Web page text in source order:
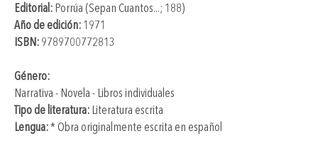
Editorial: Porrúa (Sepan Cuantos...; 188)
Año de edición: 1971
ISBN: 9789700772813
Género:
Narrativa - Novela - Libros individuales
Tipo de literatura: Literatura escrita
Lengua:* Obra originalmente escrita en español